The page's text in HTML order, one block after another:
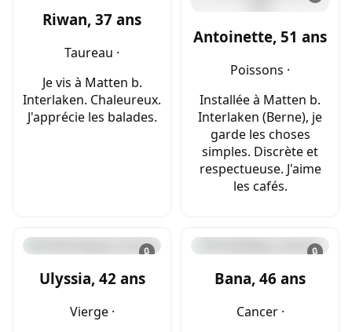
Riwan, 37 ans
Taureau ·
Je vis à Matten b.
Interlaken. Chaleureux.
J'apprécie les balades.
Antoinette, 51 ans
Poissons ·
Installée à Matten b.
Interlaken (Berne), je
garde les choses
simples. Discrète et
respectueuse. J'aime
les cafés.
🔒
Ulyssia, 42 ans
Vierge ·
🔒
Bana, 46 ans
Cancer ·